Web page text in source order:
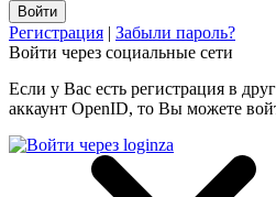
Регистрация | Забыли пароль?
Войти через социальные сети
Если у Вас есть регистрация в
аккаунт OpenID, то Вы можете